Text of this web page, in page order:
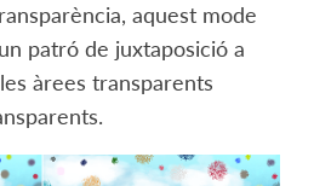
aquest mode
patró de juxtaposició a
àrees transparents